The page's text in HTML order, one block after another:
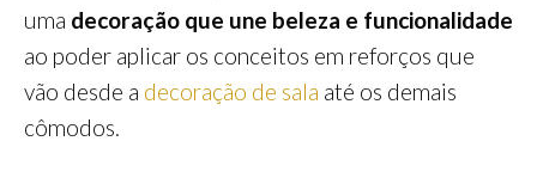
uma decoração que une beleza e funcionalidade
ao poder aplicar os conceitos em reforços que
vão desde a decoração de sala até os demais
cômodos.